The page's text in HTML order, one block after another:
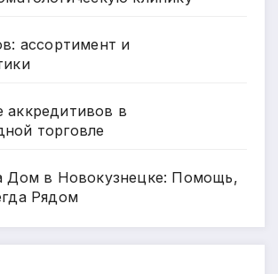
ассортимент и
аккредитивов в
торговле
Дом в Новокузнецке: Помощь,
Рядом